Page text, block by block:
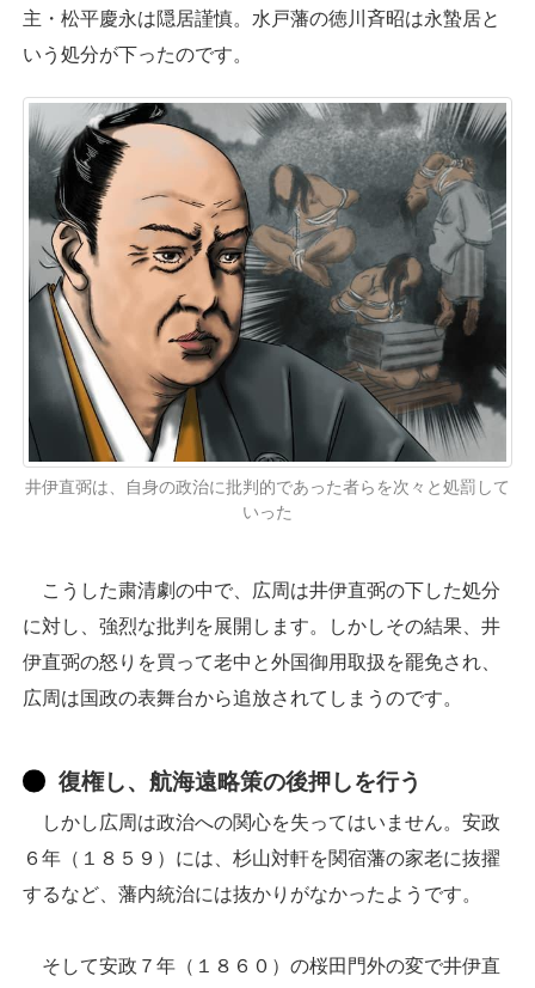
主・松平慶永は隠居謹慎。水戸藩の徳川斉昭は永蟄居と
いう処分が下ったのです。
井伊直弼は、自身の政治に批判的であった者らを次々と処罰して
いった
こうした粛清劇の中で、広周は井伊直弼の下した処分
に対し、強烈な批判を展開します。しかしその結果、井
伊直弼の怒りを買って老中と外国御用取扱を罷免され、
広周は国政の表舞台から追放されてしまうのです。
復権し、航海遠略策の後押しを行う
しかし広周は政治への関心を失ってはいません。安政
６年（１８５９）には、杉山対軒を関宿藩の家老に抜擢
するなど、藩内統治には抜かりがなかったようです。
そして安政７年（１８６０）の桜田門外の変で井伊直